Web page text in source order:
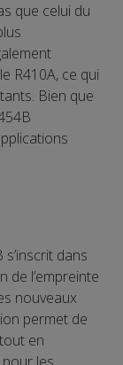
que celui du
R410A, ce qui
Bien que
dans
de l’empreinte
nouveaux
permet de
en